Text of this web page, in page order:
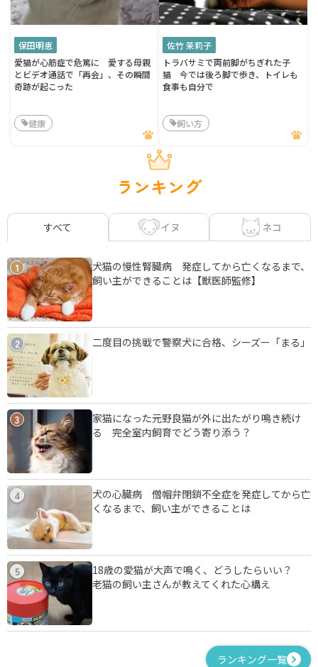
保田明恵
愛猫が心筋症で危篤に 愛する母親
とビデオ通話で「再会」、その瞬間
奇跡が起こった
健康
佐竹 茉莉子
トラバサミで両前脚がちぎれた子
猫 今では後ろ脚で歩き、トイレも
食事も自分で
飼い方
ランキング
すべて イヌ ネコ
1
犬猫の慢性腎臓病 発症してから亡くなるまで、
飼い主ができることは【獣医師監修】
2 二度目の挑戦で警察犬に合格、シーズー「まる」
3
家猫になった元野良猫が外に出たがり鳴き続け
る 完全室内飼育でどう寄り添う？
4
犬の心臓病 僧帽弁閉鎖不全症を発症してから亡
くなるまで、飼い主ができることは
5
18歳の愛猫が大声で鳴く、どうしたらいい？
老猫の飼い主さんが教えてくれた心構え
ランキング一覧